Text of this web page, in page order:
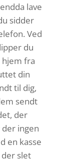
lave
sidder
Ved
du
fra
din
til dig,
sendt
der
der ingen
en kasse
slet